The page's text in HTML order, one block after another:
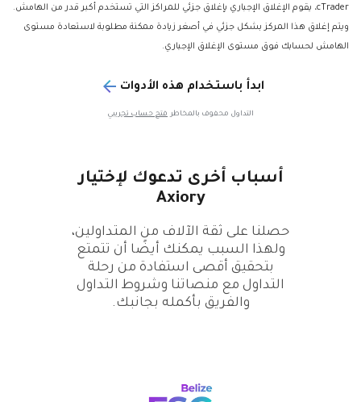
cTrader، يقوم الإغلاق الإجباري بإغلاق جزئي للمراكز التي تستخدم أكبر قدر من الهامش.
ويتم إغلاق هذا المركز بشكل جزئي في أصغر زيادة ممكنة مطلوبة لاستعادة مستوى
الهامش لحسابك فوق مستوى الإغلاق الإجباري.
ابدأ باستخدام هذه الأدوات
التداول محفوف بالمخاطر فتح حساب تجريبي
أسباب أخرى تدعوك لإختيار
Axiory
حصلنا على ثقة الآلاف من المتداولين،
ولهذا السبب يمكنك أيضًا أن تتمتع
بتحقيق أقصى استفادة من رحلة
التداول مع منصاتنا وشروط التداول
والفريق بأكمله بجانبك.